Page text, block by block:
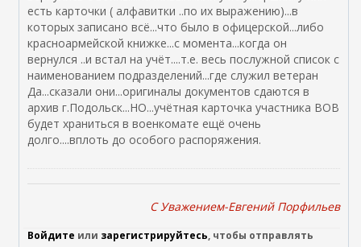
есть карточки ( алфавитки ..по их выражению)...в
которых записано всё...что было в офицерской...либо
красноармейской книжке...с момента...когда он
вернулся ..и встал на учёт....т.е. весь послужной список с
наименованием подразделений...где служил ветеран
Да...сказали они...оригиналы документов сдаются в
архив г.Подольск...НО...учётная карточка участника ВОВ
будет храниться в военкомате ещё очень
долго....вплоть до особого распоряжения.
C Уважением-Евгений Порфильев
Войдите или зарегистрируйтесь, чтобы отправлять